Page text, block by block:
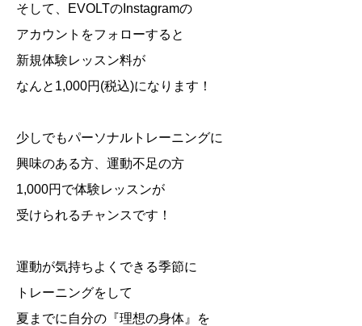
そして、 EVOLTの Instagramの
アカウントをフォローすると
新規体験レッスン料が
なんと 1,000円 (税込)になります！
少しでもパーソナルトレーニングに
興味のある方、運動不足の方
1,000円で体験レッスンが
受けられるチャンスです！
運動が気持ちよくできる季節に
トレーニングをして
夏までに自分の『理想の身体』を